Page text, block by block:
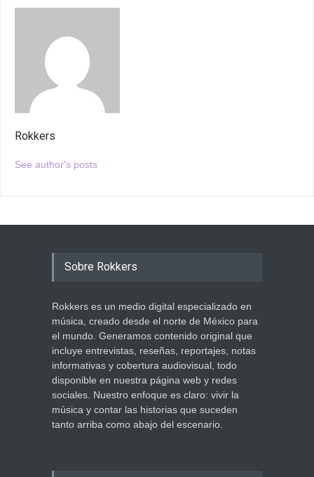
Rokkers
See author's posts
Sobre Rokkers
Rokkers es un medio digital especializado en
música, creado desde el norte de México para
el mundo. Generamos contenido original que
incluye entrevistas, reseñas, reportajes, notas
informativas y cobertura audiovisual, todo
disponible en nuestra página web y redes
sociales. Nuestro enfoque es claro: vivir la
música y contar las historias que suceden
tanto arriba como abajo del escenario.